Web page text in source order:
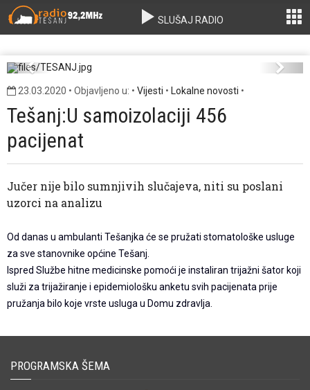
SLUŠAJ RADIO
Previous Next
23.03.2020 • Objavljeno u: • Vijesti • Lokalne novosti •
Tešanj:U samoizolaciji 456
pacijenat
Jučer nije bilo sumnjivih slučajeva, niti su poslani
uzorci na analizu
Od danas u ambulanti Tešanjka će se pružati stomatološke usluge
za sve stanovnike općine Tešanj.
Ispred Službe hitne medicinske pomoći je instaliran trijažni šator koji
služi za trijažiranje i epidemiološku anketu svih pacijenata prije
pružanja bilo koje vrste usluga u Domu zdravlja.
PROGRAMSKA ŠEMA